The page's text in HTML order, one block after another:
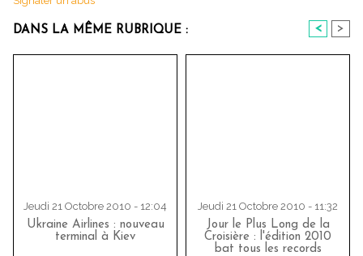
DANS LA MÊME RUBRIQUE : < >
Jeudi 21 Octobre 2010 - 12:04
Ukraine Airlines : nouveau
terminal à Kiev
Jeudi 21 Octobre 2010 - 11:32
Jour le Plus Long de la
Croisière : l'édition 2010
bat tous les records